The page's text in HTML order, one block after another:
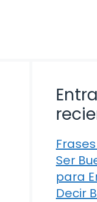
Ser
para
Decir